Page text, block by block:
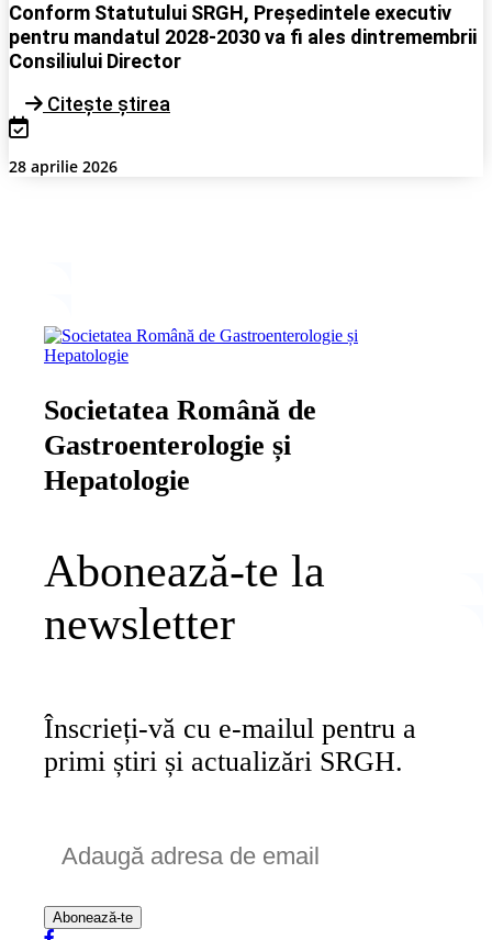
Conform Statutului SRGH, Președintele executiv
pentru mandatul 2028-2030 va fi ales dintremembrii
Consiliului Director
Citește știrea
28 aprilie 2026
Societatea Română de
Gastroenterologie și
Hepatologie
Abonează-te la
newsletter
Înscrieți-vă cu e-mailul pentru a
primi știri și actualizări SRGH.
Abonează-te